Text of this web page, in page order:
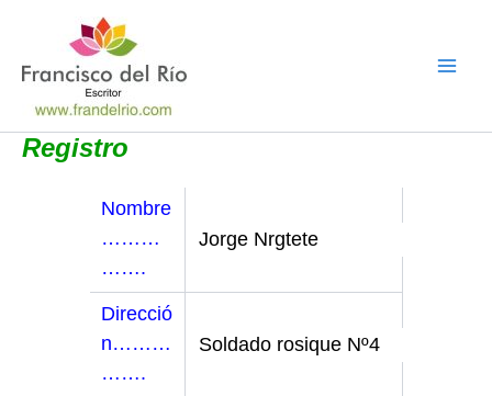
contenido
Registro
Nombre
………
…….
Direcció
n………
…….